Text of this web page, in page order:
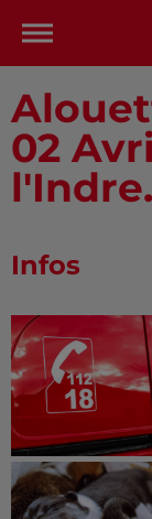
02
l'Indre.
Infos